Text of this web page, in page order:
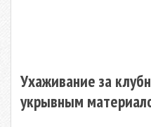
Ухаживание за
укрывным